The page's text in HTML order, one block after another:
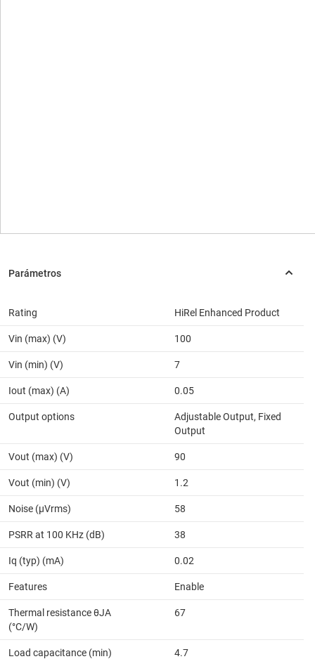
Rating HiRel Enhanced Product
Vin (max) (V) 100
Vin (min) (V) 7
Iout (max) (A) 0.05
Output options
Adjustable Output, Fixed
Output
Vout (max) (V) 90
Vout (min) (V) 1.2
Noise (µVrms) 58
PSRR at 100 KHz (dB) 38
Iq (typ) (mA) 0.02
Features Enable
Thermal resistance θJA
(°C/W)
67
Load capacitance (min)
4.7